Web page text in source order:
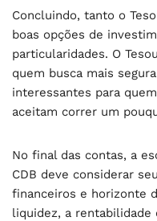
Concluindo, tanto o
boas opções de
particularidades. O
quem busca mais
interessantes para
aceitam correr um
No final das contas, a
CDB deve considerar
financeiros e horizonte
liquidez, a rentabilidade